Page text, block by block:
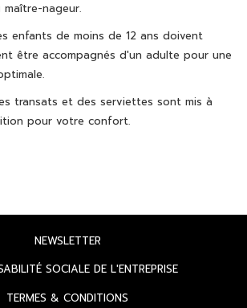
nageur.
enfants de moins de 12 ans doivent
être accompagnés d'un adulte pour une
transats et des serviettes sont mis à
pour votre confort.
NEWSLETTEROUVRIR
NOUVEL
SOCIALE DE L'ENTREPRISEOUVRIR
TERMES & CONDITIONS